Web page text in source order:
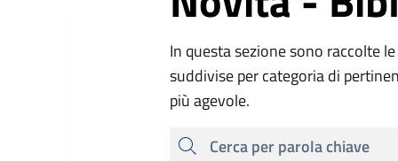
In questa sezione sono raccolte
suddivise per categoria di
più agevole.
cerca